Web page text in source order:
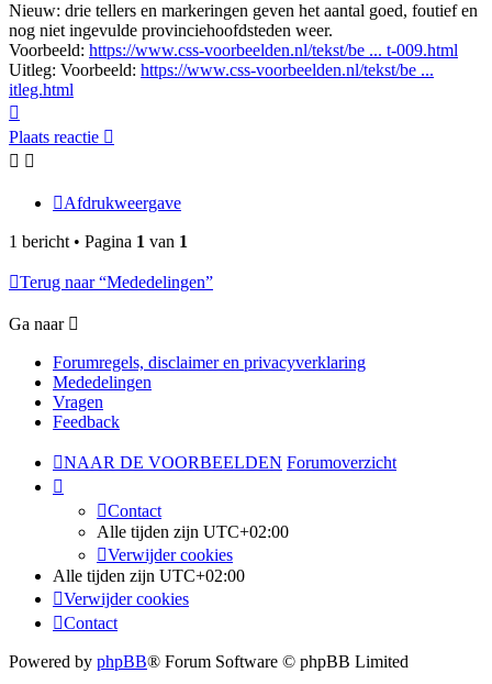
Nieuw: drie tellers en markeringen geven het aantal goed, foutief en
nog niet ingevulde provinciehoofdsteden weer.
Voorbeeld: https://www.css-voorbeelden.nl/tekst/be ... t-009.html
Uitleg: Voorbeeld: https://www.css-voorbeelden.nl/tekst/be ...
itleg.html
Plaats reactie
Afdrukweergave
1 bericht • Pagina 1 van 1
Terug naar “Mededelingen”
Ga naar
Forumregels, disclaimer en privacyverklaring
Mededelingen
Vragen
Feedback
NAAR DE VOORBEELDEN Forumoverzicht
Contact
Alle tijden zijn UTC+02:00
Verwijder cookies
Alle tijden zijn UTC+02:00
Verwijder cookies
Contact
Powered by phpBB® Forum Software © phpBB Limited